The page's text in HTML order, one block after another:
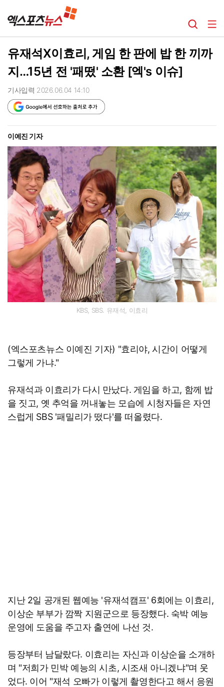
유재석X이효리, 게임 한 판에 밥 한 끼까
지…15년 전 '패떴' 소환 [엑's 이슈]
기사입력 2026.06.04 14:10
이예진 기자
KBS, SBS. 유재석, 이효리
(엑스포츠뉴스 이예진 기자) "효리야, 시간이 어떻게
그렇게 가냐."
유재석과 이효리가 다시 만났다. 게임을 하고, 함께 밥
을 짓고, 옛 추억을 꺼내놓는 모습에 시청자들은 자연
스럽게 SBS '패밀리가 떴다'를 떠올렸다.
지난 2일 공개된 웹예능 '유재석캠프' 6회에는 이효리,
이상순 부부가 깜짝 지원군으로 등장했다. 숙박 예능
운영에 도움을 주고자 출연에 나선 것.
등장부터 남달랐다. 이효리는 자신과 이상순을 소개하
며 "저희가 민박 예능의 시초, 시조새 아니겠냐"며 웃
었다. 이어 "재석 오빠가 이렇게 촬영한다고 해서 응원